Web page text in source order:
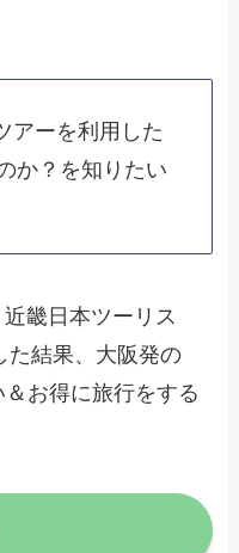
アーを利用した
か？を知りたい
畿日本ツーリス
た結果、大阪発の
お得に旅行をする